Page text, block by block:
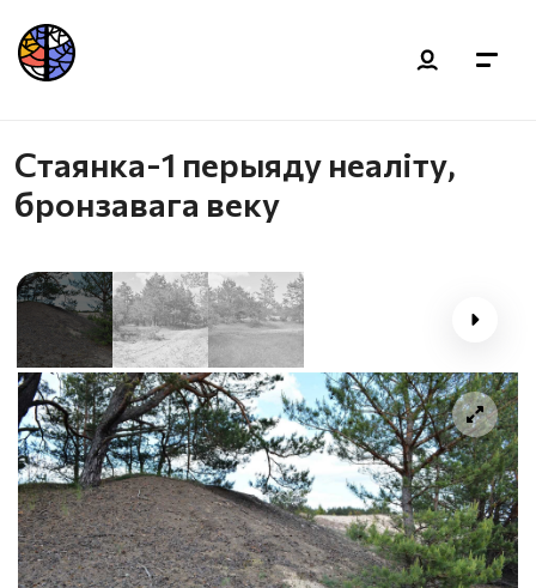
Стаянка-1 перыяду неаліту,
бронзавага веку